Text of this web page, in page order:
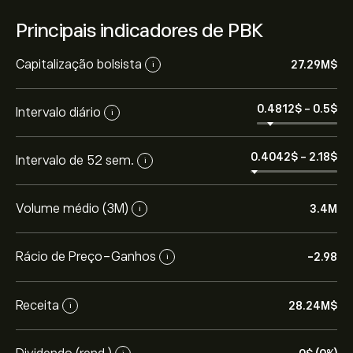
Principais indicadores de PBK
Capitalização bolsista i 27.29M‎$‎
Intervalo diário i 0.4812‎$‎ - 0.5‎$‎
Intervalo de 52 sem. i 0.4042‎$‎ - 2.18‎$‎
Volume médio (3M) i 3.4M
Rácio de Preço-Ganhos i -2.98
Receita i 28.24M‎$‎
O preço atual da PBK é 0.4843‎$‎.